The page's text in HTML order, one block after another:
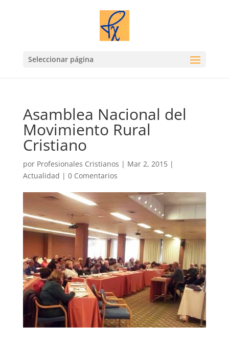
Seleccionar página
Asamblea Nacional del
Movimiento Rural
Cristiano
por Profesionales Cristianos | Mar 2, 2015|
Actualidad | 0 Comentarios